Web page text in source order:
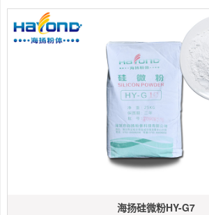
海扬硅微粉HY-G7